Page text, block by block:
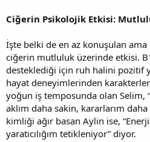
Ciğerin Psikolojik Etkisi:
İşte belki de en az konuşulan
ciğerin mutluluk üzerinde etkisi.
desteklediği için ruh halini pozitif
hayat deneyimlerinden
yoğun iş temposunda olan Selim,
aklım daha sakin, kararlarım daha
kimliği ağır basan Aylin ise,
yaratıcılığım tetikleniyor” diyor.